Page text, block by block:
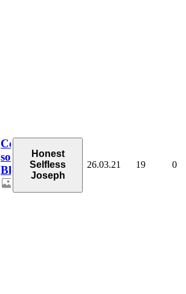
Coming
soon,
Blossoms!
Honest
Selfless
Joseph
26.03.21 19 0